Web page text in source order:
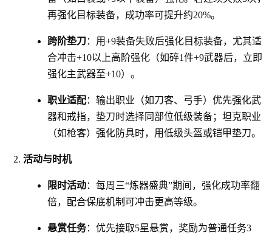
再强化目标装备，成功率可提升约20%。
跨阶垫刀：用+9装备失败后强化目标装备，尤其适
合冲击+10以上高阶强化（如碎1件+9武器后，立即
强化主武器至+10）。
职业适配：输出职业（如刀客、弓手）优先强化武
器和戒指，垫刀时选择同部位低级装备；坦克职业
（如枪客）强化防具时，用低级头盔或铠甲垫刀。
活动与时机
限时活动：每周三“炼器盛典”期间，强化成功率翻
倍，配合保底机制可冲击更高等级。
悬赏任务：优先接取5星悬赏，奖励为普通任务3